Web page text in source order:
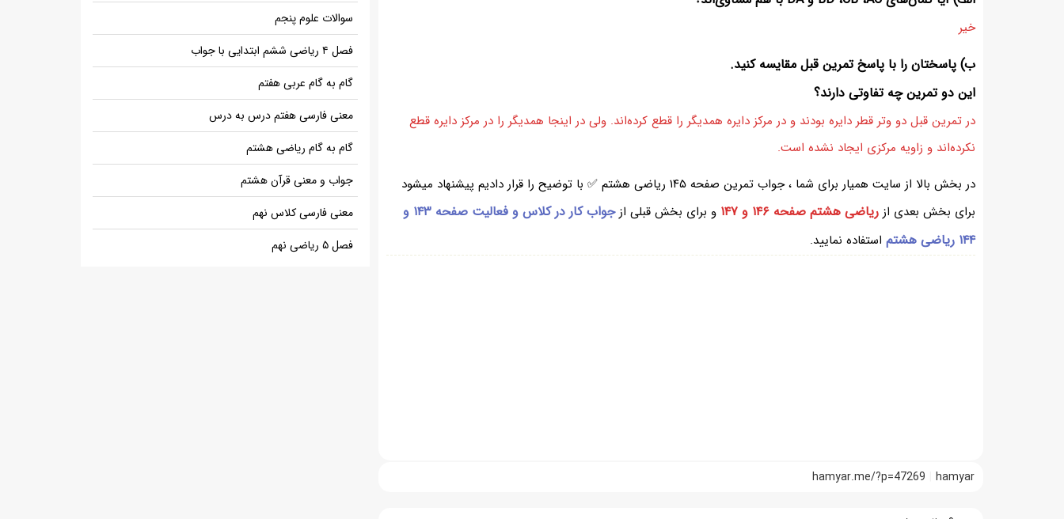
خیر
ب) پاسختان را با پاسخ تمرین قبل مقایسه کنید.
این دو تمرین چه تفاوتی دارند؟
در تمرین قبل دو وتر قطر دایره بودند و در مرکز دایره همدیگر را قطع کرده‌اند. ولی در اینجا همدیگر را در مرکز دایره قطع
نکرده‌اند و زاویه مرکزی ایجاد نشده است.
در بخش بالا از سایت همیار برای شما ، جواب تمرین صفحه ۱۴۵ ریاضی هشتم ✅ با توضیح را قرار دادیم پیشنهاد میشود
برای بخش بعدی از ریاضی هشتم صفحه ۱۴۶ و ۱۴۷ و برای بخش قبلی از
جواب کار در کلاس و فعالیت صفحه ۱۴۳ و
۱۴۴ ریاضی هشتم
استفاده نمایید.
hamyar
hamyar.me/?p=47269
سوالات علوم پنجم
فصل ۴ ریاضی ششم ابتدایی با جواب
گام به گام عربی هفتم
معنی فارسی هفتم درس به درس
گام به گام ریاضی هشتم
جواب و معنی قرآن هشتم
معنی فارسی کلاس نهم
فصل ۵ ریاضی نهم